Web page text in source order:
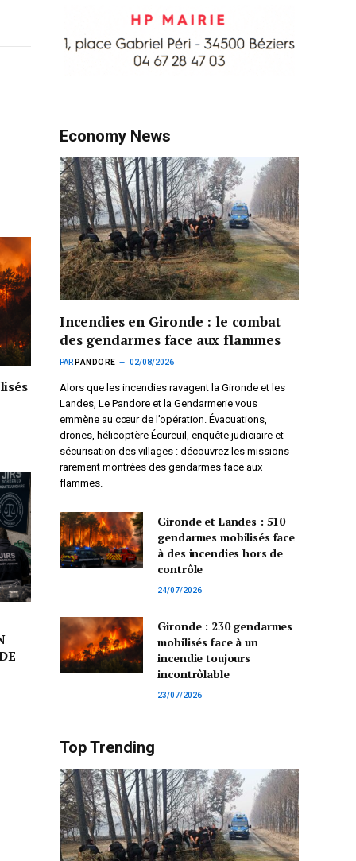
Economy News
Incendies en Gironde : le combat
des gendarmes face aux flammes
PAR PANDORE 02/08/2026
Alors que les incendies ravagent la Gironde et les
Landes, Le Pandore et la Gendarmerie vous
emmène au cœur de l’opération. Évacuations,
drones, hélicoptère Écureuil, enquête judiciaire et
sécurisation des villages : découvrez les missions
rarement montrées des gendarmes face aux
flammes.
Gironde et Landes : 510
gendarmes mobilisés face
à des incendies hors de
contrôle
24/07/2026
Gironde : 230 gendarmes
mobilisés face à un
incendie toujours
incontrôlable
23/07/2026
Top Trending